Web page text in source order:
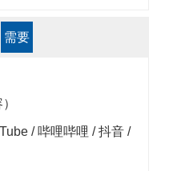
需要
/ 哔哩哔哩 / 抖音 /